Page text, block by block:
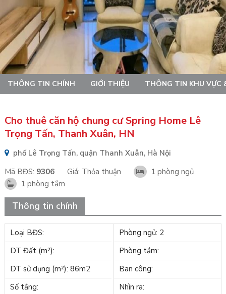
THÔNG TIN CHÍNH GIỚI THIỆU THÔNG TIN KHU VỰC
Cho thuê căn hộ chung cư Spring Home Lê
Trọng Tấn, Thanh Xuân, HN
phố Lê Trọng Tấn, quận Thanh Xuân, Hà Nội
Mã BĐS: 9306 Giá: Thỏa thuận
1 phòng ngủ
1 phòng tắm
Thông tin chính
Loại BĐS:
Phòng ngủ: 2
DT Đất (m²):
Phòng tắm:
DT sử dụng (m²): 86m2
Ban công:
Số tầng:
Nhìn ra: